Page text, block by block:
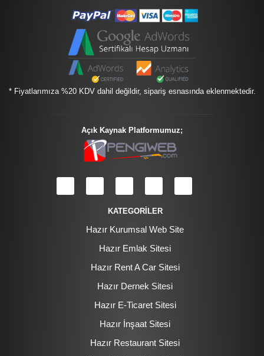
* Fiyatlarımıza %20 KDV dahil değildir, sipariş esnasında eklenmektedir.
Açık Kaynak Platformumuz;
KATEGORİLER
Hazır Kurumsal Web Site
Hazır Emlak Sitesi
Hazır Rent A Car Sitesi
Hazır Dernek Sitesi
Hazır E-Ticaret Sitesi
Hazır İnşaat Sitesi
Hazır Restaurant Sitesi